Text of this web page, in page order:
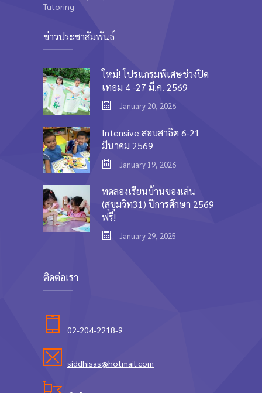
Tutoring
ข่าวประชาสัมพันธ์
ใหม่! โปรแกรมพิเศษช่วงปิด
เทอม 4 -27 มี.ค. 2569
January 20, 2026
Intensive สอบสาธิต 6-21
มีนาคม 2569
January 19, 2026
ทดลองเรียนบ้านของเล่น
(สุขุมวิท31) ปีการศึกษา 2569
ฟรี!
January 29, 2025
ติดต่อเรา
02-204-2218-9
siddhisas@hotmail.com